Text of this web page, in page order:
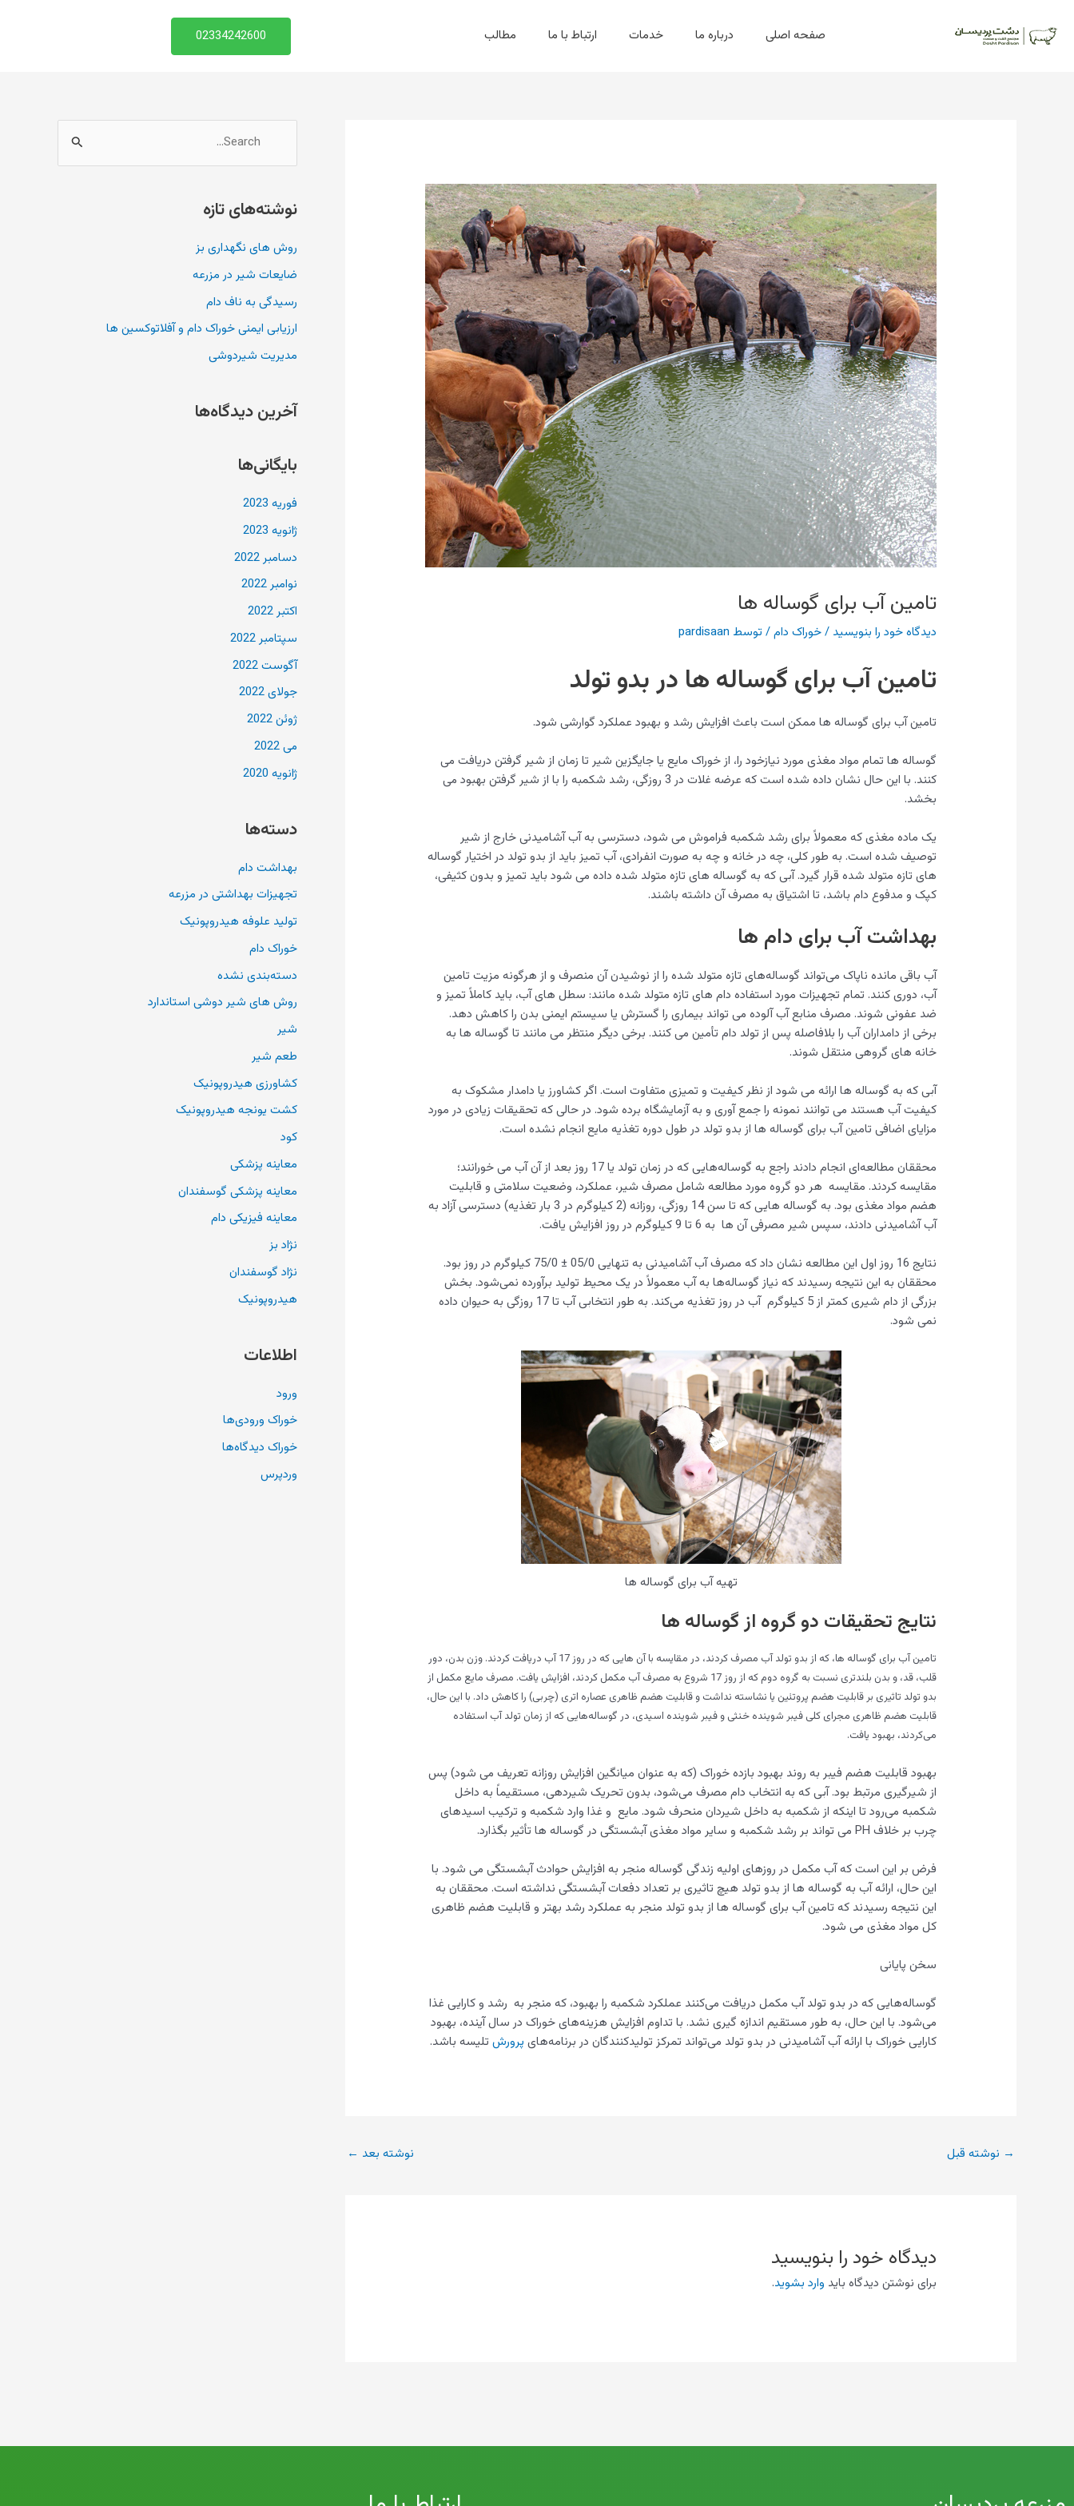
محتوا
صفحه اصلی درباره ما خدمات ارتباط با ما مطالب 02334242600
تامین آب برای گوساله ها
دیدگاه‌ خود را بنویسید /خوراک دام/ توسط pardisaan
تامین آب برای گوساله ها در بدو تولد
تامین آب برای گوساله ها ممکن است باعث افزایش رشد و بهبود عملکرد گوارشی شود.
گوساله ها تمام مواد مغذی مورد نیازخود را، از خوراک مایع یا جایگزین شیر تا زمان از شیر گرفتن دریافت می
کنند. با این حال نشان داده شده است که عرضه غلات در 3 روزگی، رشد شکمبه را با از شیر گرفتن بهبود می
بخشد.
یک ماده مغذی که معمولاً برای رشد شکمبه فراموش می شود، دسترسی به آب آشامیدنی خارج از شیر
توصیف شده است. به طور کلی، چه در خانه و چه به صورت انفرادی، آب تمیز باید از بدو تولد در اختیار گوساله
های تازه متولد شده قرار گیرد. آبی که به گوساله های تازه متولد شده داده می شود باید تمیز و بدون کثیفی،
کپک و مدفوع دام باشد، تا اشتیاق به مصرف آن داشته باشند.
بهداشت آب برای دام ها
آب باقی مانده ناپاک می‌تواند گوساله‌های تازه متولد شده را از نوشیدن آن منصرف و از هرگونه مزیت تامین
آب، دوری کنند. تمام تجهیزات مورد استفاده دام های تازه متولد شده مانند: سطل های آب، باید کاملاً تمیز و
ضد عفونی شوند. مصرف منابع آب آلوده می تواند بیماری را گسترش یا سیستم ایمنی بدن را کاهش دهد.
برخی از دامداران آب را بلافاصله پس از تولد دام تأمین می کنند. برخی دیگر منتظر می مانند تا گوساله ها به
خانه های گروهی منتقل شوند.
آبی که به گوساله ها ارائه می شود از نظر کیفیت و تمیزی متفاوت است. اگر کشاورز یا دامدار مشکوک به
کیفیت آب هستند می توانند نمونه را جمع آوری و به آزمایشگاه برده شود. در حالی که تحقیقات زیادی در مورد
مزایای اضافی تامین آب برای گوساله ها از بدو تولد در طول دوره تغذیه مایع انجام نشده است.
محققان مطالعه‌ای انجام دادند راجع به گوساله‌هایی که در زمان تولد یا 17 روز بعد از آن آب می خورانند؛
مقایسه کردند. مقایسه هر دو گروه مورد مطالعه شامل مصرف شیر، عملکرد، وضعیت سلامتی و قابلیت
هضم مواد مغذی بود. به گوساله هایی که تا سن 14 روزگی، روزانه (2 کیلوگرم در 3 بار تغذیه) دسترسی آزاد به
آب آشامیدنی دادند، سپس شیر مصرفی آن ها به 6 تا 9 کیلوگرم در روز افزایش یافت.
نتایج 16 روز اول این مطالعه نشان داد که مصرف آب آشامیدنی به تنهایی 05/0 ± 75/0 کیلوگرم در روز بود.
محققان به این نتیجه رسیدند که نیاز گوساله‌ها به آب معمولاً در یک محیط تولید برآورده نمی‌شود. بخش
بزرگی از دام شیری کمتر از 5 کیلوگرم آب در روز تغذیه می‌کند. به طور انتخابی آب تا 17 روزگی به حیوان داده
نمی شود.
تهیه آب برای گوساله ها
نتایج تحقیقات دو گروه از گوساله ها
تامین آب برای گوساله ها، که از بدو تولد آب مصرف کردند، در مقایسه با آن هایی که در روز 17 آب دریافت کردند. وزن بدن، دور
قلب، قد، و بدن بلندتری نسبت به گروه دوم که از روز 17 شروع به مصرف آب مکمل کردند، افزایش یافت. مصرف مایع مکمل از
بدو تولد تاثیری بر قابلیت هضم پروتئین یا نشاسته نداشت و قابلیت هضم ظاهری عصاره اتری (چربی) را کاهش داد. با این حال،
قابلیت هضم ظاهری مجرای کلی فیبر شوینده خنثی و فیبر شوینده اسیدی، در گوساله‌هایی که از زمان تولد آب استفاده
می‌کردند، بهبود یافت.
بهبود قابلیت هضم فیبر به روند بهبود بازده خوراک (که به عنوان میانگین افزایش روزانه تعریف می شود) پس
از شیرگیری مرتبط بود. آبی که به انتخاب دام مصرف می‌شود، بدون تحریک شیردهی، مستقیماً به داخل
شکمبه می‌رود تا اینکه از شکمبه به داخل شیردان منحرف شود. مایع و غذا وارد شکمبه و ترکیب اسیدهای
چرب بر خلاف PH می تواند بر رشد شکمبه و سایر مواد مغذی آبشستگی در گوساله ها تأثیر بگذارد.
فرض بر این است که آب مکمل در روزهای اولیه زندگی گوساله منجر به افزایش حوادث آبشستگی می شود. با
این حال، ارائه آب به گوساله ها از بدو تولد هیچ تاثیری بر تعداد دفعات آبشستگی نداشته است. محققان به
این نتیجه رسیدند که تامین آب برای گوساله ها از بدو تولد منجر به عملکرد رشد بهتر و قابلیت هضم ظاهری
کل مواد مغذی می شود.
سخن پایانی
گوساله‌هایی که در بدو تولد آب مکمل دریافت می‌کنند عملکرد شکمبه را بهبود، که منجر به رشد و کارایی غذا
می‌شود. با این حال، به طور مستقیم اندازه گیری نشد. با تداوم افزایش هزینه‌های خوراک در سال آینده، بهبود
کارایی خوراک با ارائه آب آشامیدنی در بدو تولد می‌تواند تمرکز تولیدکنندگان در برنامه‌های پرورش تلیسه باشد.
→ نوشته قبل نوشته بعد ←
دیدگاه‌ خود را بنویسید
برای نوشتن دیدگاه باید وارد بشوید.
س
ج
ا
ی
:
نوشته‌های تازه
روش های نگهداری بز
ضایعات شیر در مزرعه
رسیدگی به ناف دام
ارزیابی ایمنی خوراک دام و آفلاتوکسین ها
مدیریت شیردوشی
آخرین دیدگاه‌ها
بایگانی‌ها
فوریه 2023
ژانویه 2023
دسامبر 2022
نوامبر 2022
اکتبر 2022
سپتامبر 2022
آگوست 2022
جولای 2022
ژوئن 2022
می 2022
ژانویه 2020
دسته‌ها
بهداشت دام
تجهیزات بهداشتی در مزرعه
تولید علوفه هیدروپونیک
خوراک دام
دسته‌بندی نشده
روش های شیر دوشی استاندارد
شیر
طعم شیر
کشاورزی هیدروپونیک
کشت یونجه هیدروپونیک
کود
معاینه پزشکی
معاینه پزشکی گوسفندان
معاینه فیزیکی دام
نژاد بز
نژاد گوسفندان
هیدروپونیک
اطلاعات
ورود
خوراک ورودی‌ها
خوراک دیدگاه‌ها
وردپرس